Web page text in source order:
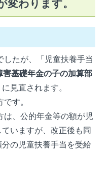
変わります。
したが、「児童扶養手当
基礎年金の子の加算部
見直されます。
す。
は、公的年金等の額が児
いますが、改正後も同
の児童扶養手当を受給